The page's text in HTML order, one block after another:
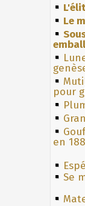
Le
pour
en
Se